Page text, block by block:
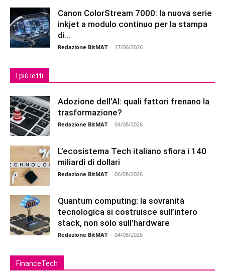
Canon ColorStream 7000: la nuova serie
inkjet a modulo continuo per la stampa
di...
Redazione BitMAT - 17/06/2026
I più letti
Adozione dell’AI: quali fattori frenano la
trasformazione?
Redazione BitMAT - 04/08/2026
L’ecosistema Tech italiano sfiora i 140
miliardi di dollari
Redazione BitMAT - 06/08/2026
Quantum computing: la sovranità
tecnologica si costruisce sull’intero
stack, non solo sull’hardware
Redazione BitMAT - 04/08/2026
FinanceTech